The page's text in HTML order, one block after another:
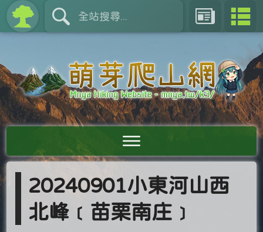
20240901小東河山西
北峰﹝苗栗南庄﹞